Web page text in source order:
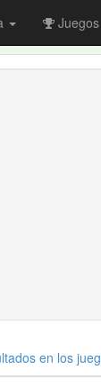
Juegos
en los